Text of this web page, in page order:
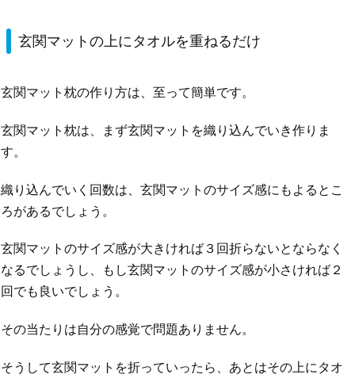
玄関マットの上にタオルを重ねるだけ
玄関マット枕の作り方は、至って簡単です。
玄関マット枕は、まず玄関マットを織り込んでいき作りま
す。
織り込んでいく回数は、玄関マットのサイズ感にもよるとこ
ろがあるでしょう。
玄関マットのサイズ感が大きければ３回折らないとならなく
なるでしょうし、もし玄関マットのサイズ感が小さければ２
回でも良いでしょう。
その当たりは自分の感覚で問題ありません。
そうして玄関マットを折っていったら、あとはその上にタオ